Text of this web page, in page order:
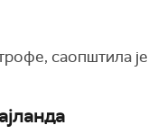
саопштила је